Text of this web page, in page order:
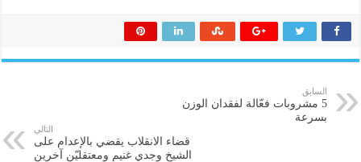
السابق
5 مشروبات فعّالة لفقدان الوزن
بسرعة
التالي
قضاء الانقلاب يقضي بالإعدام على
الشيخ وجدي غنيم ومعتقليّن آخرين